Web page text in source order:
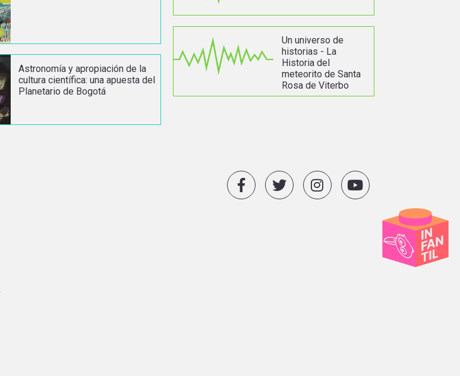
Astronomía y apropiación de la
cultura científica: una apuesta del
Planetario de Bogotá
Un universo de
historias - La
Historia del
meteorito de Santa
Rosa de Viterbo